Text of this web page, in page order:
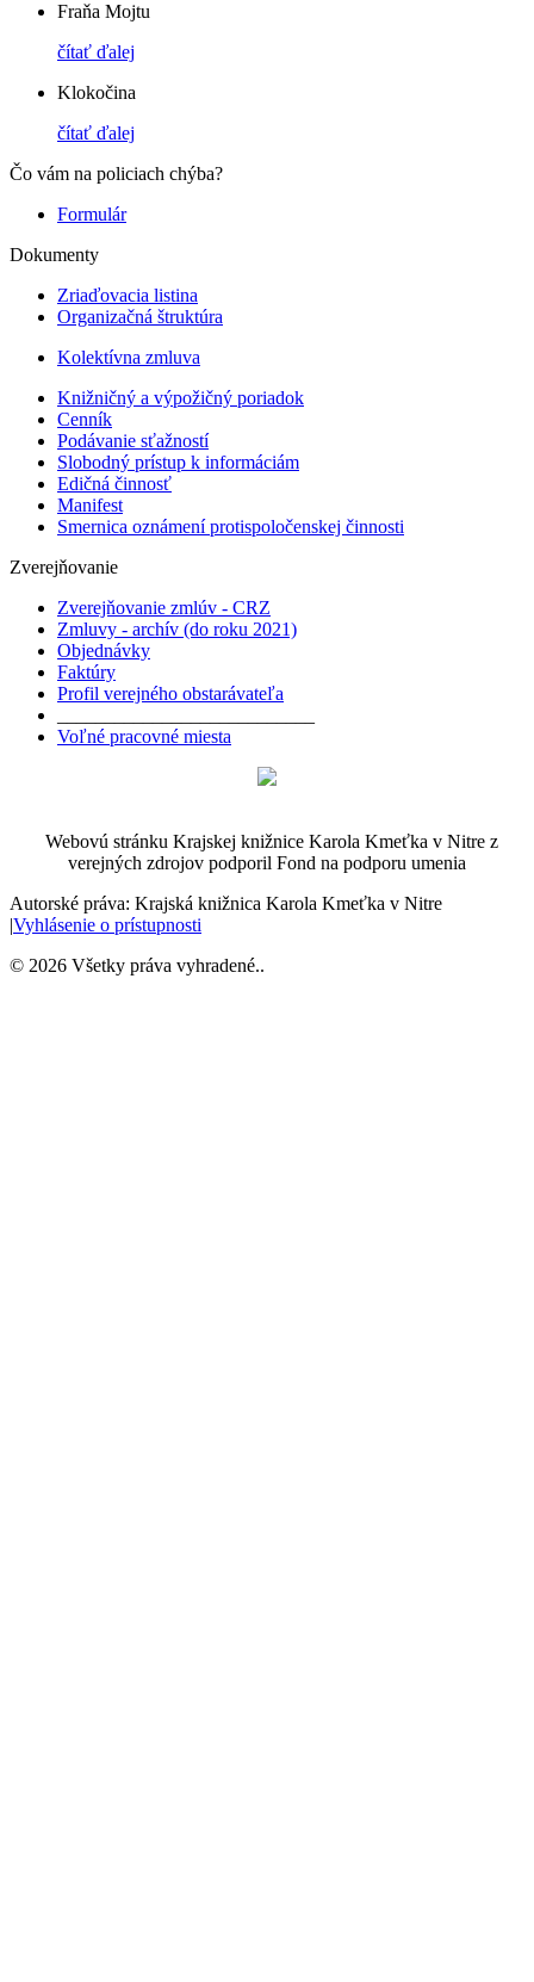
Fraňa Mojtu
čítať ďalej
Klokočina
čítať ďalej
Čo vám na policiach chýba?
Formulár
Dokumenty
Zriaďovacia listina
Organizačná štruktúra
Kolektívna zmluva
Knižničný a výpožičný poriadok
Cenník
Podávanie sťažností
Slobodný prístup k informáciám
Edičná činnosť
Manifest
Smernica oznámení protispoločenskej činnosti
Zverejňovanie
Zverejňovanie zmlúv - CRZ
Zmluvy - archív (do roku 2021)
Objednávky
Faktúry
Profil verejného obstarávateľa
Voľné pracovné miesta
Webovú stránku Krajskej knižnice Karola Kmeťka v Nitre z
verejných zdrojov podporil Fond na podporu umenia
Autorské práva: Krajská knižnica Karola Kmeťka v Nitre
|Vyhlásenie o prístupnosti
© 2026 Všetky práva vyhradené..